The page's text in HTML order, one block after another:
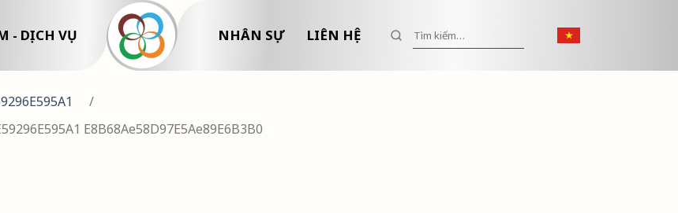
- DỊCH VỤ NHÂN SỰ LIÊN HỆ Tìm kiếm:
/
E8B68Ae58D97E5Ae89E6B3B0